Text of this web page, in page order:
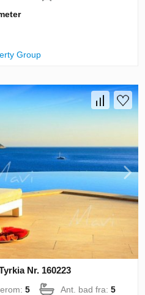
Group
Nr. 160223
5 Ant. bad fra:5